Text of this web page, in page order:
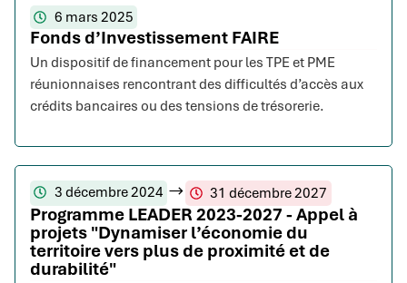
6 mars 2025
Fonds d’Investissement FAIRE
Un dispositif de financement pour les TPE et PME
réunionnaises rencontrant des difficultés d’accès aux
crédits bancaires ou des tensions de trésorerie.
3 décembre 2024 31 décembre 2027
Programme LEADER 2023-2027 - Appel à
projets "Dynamiser l’économie du
territoire vers plus de proximité et de
durabilité"